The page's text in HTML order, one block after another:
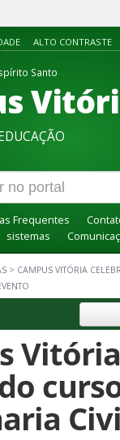
ALTO CONTRASTE
Santo
Frequentes
sistemas
> CAMPUS VITÓRIA